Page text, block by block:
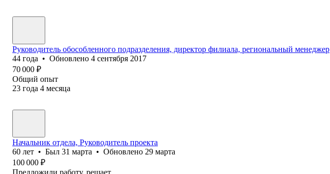
Руководитель обособленного подразделения, директор филиала, региональный менеджер
44 года • Обновлено 4 сентября 2017
70 000 ₽
Общий опыт
23 года 4 месяца
Начальник отдела, Руководитель проекта
60 лет • Был 31 марта • Обновлено 29 марта
100 000 ₽
Предложили работу, решает